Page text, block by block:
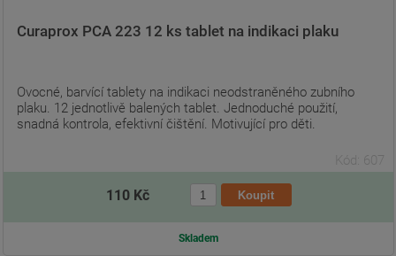
Curaprox PCA 223 12 ks tablet na indikaci plaku
Ovocné, barvící tablety na indikaci neodstraněného zubního
plaku. 12 jednotlivě balených tablet. Jednoduché použití,
snadná kontrola, efektivní čištění. Motivující pro děti.
Kód: 607
110 Kč
Skladem